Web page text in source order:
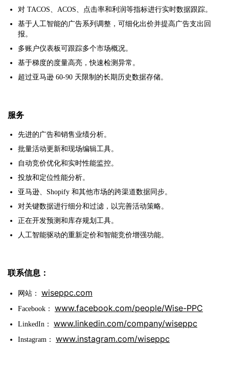
对 TACOS、ACOS、点击率和利润等指标进行实时数据跟踪。
基于人工智能的广告系列调整，可细化出价并提高广告支出回
报。
多账户仪表板可跟踪多个市场概况。
基于梯度的度量高亮，快速检测异常。
超过亚马逊 60-90 天限制的长期历史数据存储。
服务
先进的广告和销售业绩分析。
批量活动更新和现场编辑工具。
自动竞价优化和实时性能监控。
投放和定位性能分析。
亚马逊、Shopify 和其他市场的跨渠道数据同步。
对关键数据进行细分和过滤，以完善活动策略。
正在开发预测和库存规划工具。
人工智能驱动的重新定价和智能竞价增强功能。
联系信息：
网站： wiseppc.com
Facebook： www.facebook.com/people/Wise-PPC
LinkedIn： www.linkedin.com/company/wiseppc
Instagram： www.instagram.com/wiseppc